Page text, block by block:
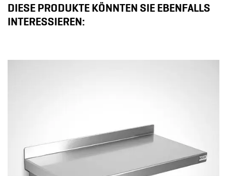
DIESE PRODUKTE KÖNNTEN SIE EBENFALLS
INTERESSIEREN: